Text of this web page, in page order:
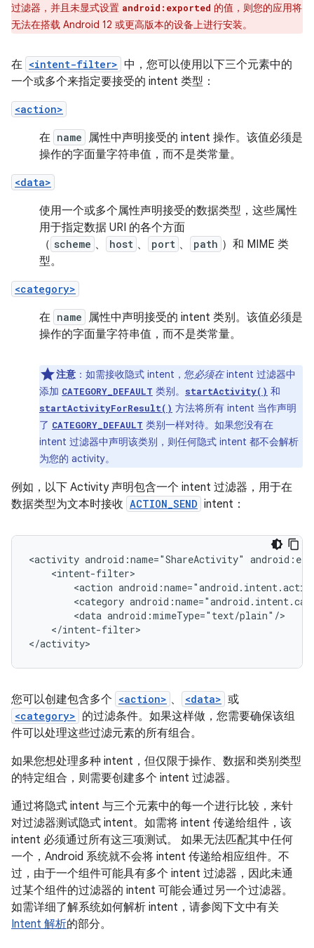
过滤器，并且未显式设置 android:exported 的值，则您的应用将
无法在搭载 Android 12 或更高版本的设备上进行安装。
在 <intent-filter> 中，您可以使用以下三个元素中的
一个或多个来指定要接受的 intent 类型：
<action>
在 name
属性中声明接受的 intent 操作。该值必须是
操作的字面量字符串值，而不是类常量。
<data>
使用一个或多个属性声明接受的数据类型，这些属性
用于指定数据 URI 的各个方面
（ scheme 、 host 、 port 、 path ）和 MIME 类
型。
<category>
在 name
属性中声明接受的 intent 类别。该值必须是
操作的字面量字符串值，而不是类常量。
注意 ：如需接收隐式 intent，您必须在intent 过滤器中
添加 CATEGORY_DEFAULT 类别。 startActivity() 和
startActivityForResult() 方法将所有 intent 当作声明
了 CATEGORY_DEFAULT 类别一样对待。如果您没有在
intent 过滤器中声明该类别，则任何隐式 intent 都不会解析
为您的 activity。
例如，以下 Activity 声明包含一个 intent 过滤器，用于在
数据类型为文本时接收 ACTION_SEND intent：
<activity android:name="ShareActivity"
<action
<category
<data
</intent-filter>
</activity>
您可以创建包含多个 <action> 、 <data> 或
<category> 的过滤条件。如果这样做，您需要确保该组
件可以处理这些过滤元素的所有组合。
如果您想处理多种 intent，但仅限于操作、数据和类别类型
的特定组合，则需要创建多个 intent 过滤器。
通过将隐式 intent 与三个元素中的每一个进行比较，来针
对过滤器测试隐式 intent。如需将 intent 传递给组件，该
intent 必须通过所有这三项测试。 如果无法匹配其中任何
一个，Android 系统就不会将 intent 传递给相应组件。不
过，由于一个组件可能具有多个 intent 过滤器，因此未通
过某个组件的过滤器的 intent 可能会通过另一个过滤器。
如需详细了解系统如何解析 intent，请参阅下文中有关
Intent 解析的部分。